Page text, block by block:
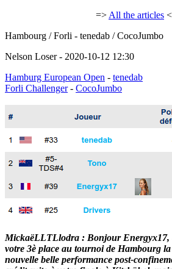
=> All the articles
Hambourg / Forli - tenedab / CocoJumbo
Nelson Loser - 2020-10-12 12:30
Hamburg European Open - tenedab
Forli Challenger- CocoJumbo
MickaëLLTLlodra : Bonjour Energyx17,
votre 3è place au tournoi de Hambourg
nouvelle belle performance post-